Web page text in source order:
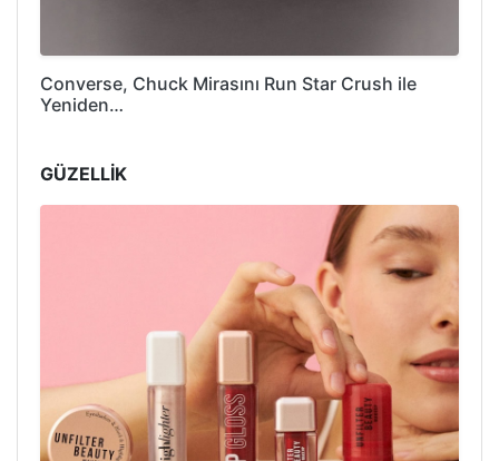
Converse, Chuck Mirasını Run Star Crush ile
Yeniden…
GÜZELLİK